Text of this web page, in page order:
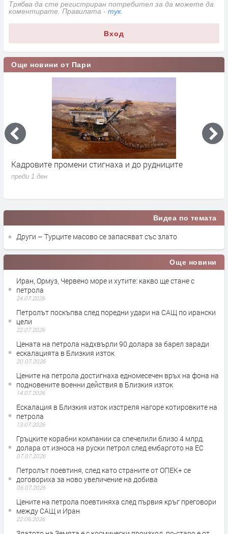
Трябва да сте регистриран потребител за да можете да
коментирате. Правилата - тук
Вход
Още новини от Пари
Парите от Брюксел свалиха бюджетния дефицит до
1.7% от БВП
Видеа по темата
Други – Турците масово се запасяват със злато
Още новини
Иран, Ормуз, Червено море и хутите: какво ще стане с
петрола
24.07.2026
Петролът поскъпва след поредни удари на САЩ по ирански
цели
22.07.2026
Цената на петрола надхвърли 90 долара за барел заради
ескалацията в Близкия изток
20.07.2026
Цените на петрола достигнаха едномесечен връх на фона на
подновените военни действия в Близкия изток
14.07.2026
Ескалация в Близкия изток изстреля нагоре котировките на
петрола
13.07.2026
Гръцките корабни компании са спечелили близо 4 млрд.
долара от износа на руски петрол след ембаргото на ЕС
07.07.2026
Петролът поевтиня, след като страните от ОПЕК+ се
договориха за ново увеличение на добива
06.07.2026
Цените на петрола поевтиняха след първия кръг преговори
между САЩ и Иран
22.06.2026